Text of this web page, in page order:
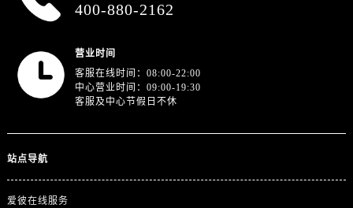
400-880-2162
营业时间
客服在线时间：08:00-22:00
中心营业时间：09:00-19:30
客服及中心节假日不休
站点导航
爱彼在线服务